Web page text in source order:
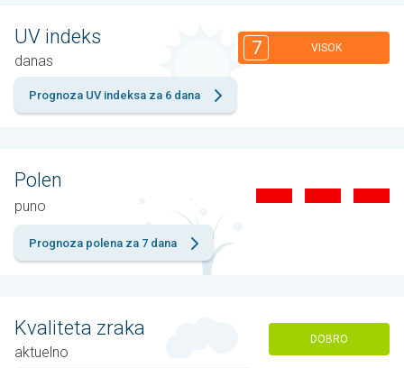
UV indeks
danas
7 VISOK
Prognoza UV indeksa za 6 dana
Polen
puno
Prognoza polena za 7 dana
Kvaliteta zraka
aktuelno
DOBRO